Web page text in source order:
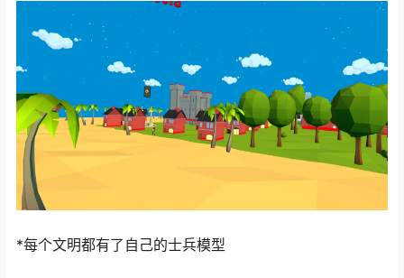
*每个文明都有了自己的士兵模型